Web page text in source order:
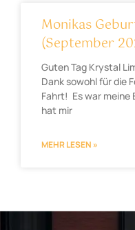
Monikas
(September
Guten Tag Krystal
Dank sowohl für die
Fahrt! Es war meine
hat mir
MEHR LESEN »